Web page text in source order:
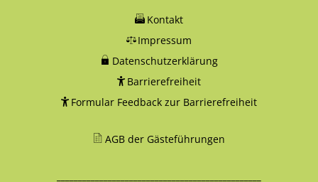
Kontakt
Impressum
Datenschutzerklärung
Barrierefreiheit
Formular Feedback zur Barrierefreiheit
AGB der Gästeführungen